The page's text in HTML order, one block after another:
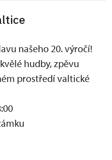
našeho 20. výročí!
hudby, zpěvu
prostředí valtické